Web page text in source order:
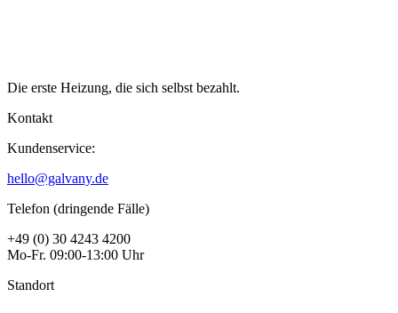
Die erste Heizung, die sich selbst bezahlt.
Kontakt
Kundenservice:
hello@galvany.de
Telefon (dringende Fälle)
+49 (0) 30 4243 4200
Mo-Fr. 09:00-13:00 Uhr
Standort